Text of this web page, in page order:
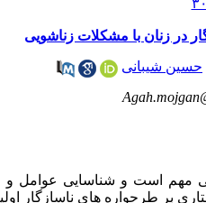
در زنان با مشکلات زناشویی
حسین شیبانی
مهم است و شناسایی عوامل و
بر طرحواره های ناسازگار